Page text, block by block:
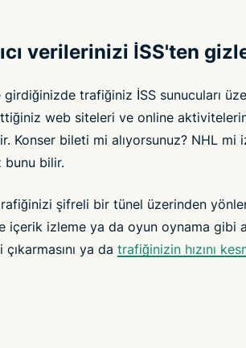
verilerinizi İSS'ten
girdiğinizde trafiğiniz İSS sunucuları
web siteleri ve online
Konser bileti mi alıyorsunuz? NHL mi
bunu bilir.
şifreli bir tünel üzerinden
içerik izleme ya da oyun oynama gibi
ya datrafiğinizin hızını